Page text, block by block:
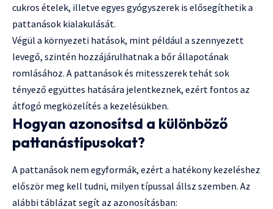
cukros ételek, illetve egyes gyógyszerek is elősegíthetik a
pattanások kialakulását.
Végül a környezeti hatások, mint például a szennyezett
levegő, szintén hozzájárulhatnak a bőr állapotának
romlásához. A pattanások és mitesszerek tehát sok
tényező együttes hatására jelentkeznek, ezért fontos az
átfogó megközelítés a kezelésükben.
Hogyan azonosítsd a különböző
pattanástípusokat?
A pattanások nem egyformák, ezért a hatékony kezeléshez
először meg kell tudni, milyen típussal állsz szemben. Az
alábbi táblázat segít az azonosításban: